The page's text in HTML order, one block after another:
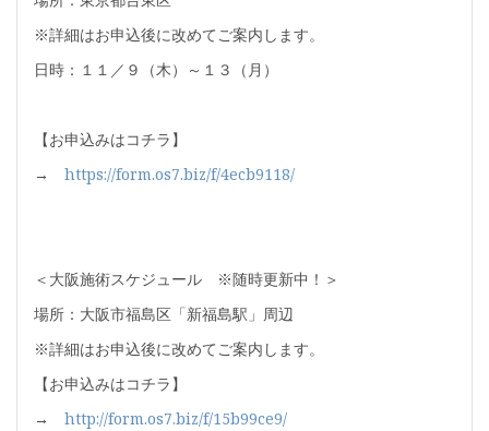
※詳細はお申込後に改めてご案内します。
日時：１１／９（木）～１３（月）
【お申込みはコチラ】
→ https://form.os7.biz/f/4ecb9118/
＜大阪施術スケジュール ※随時更新中！＞
場所：大阪市福島区「新福島駅」周辺
※詳細はお申込後に改めてご案内します。
【お申込みはコチラ】
→ http://form.os7.biz/f/15b99ce9/